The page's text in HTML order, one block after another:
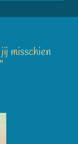
misschien